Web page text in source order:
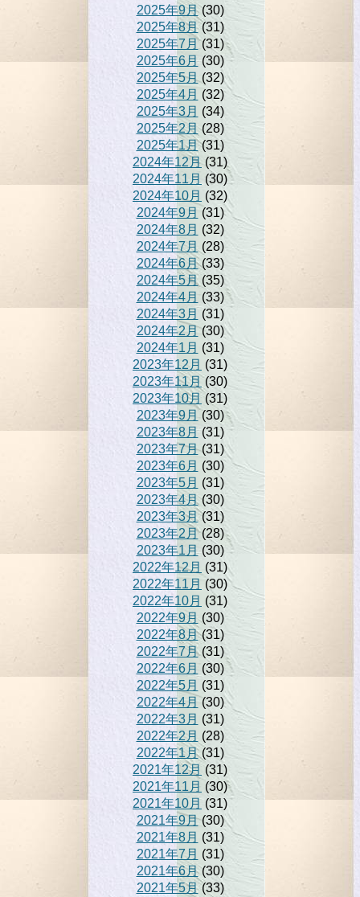
2025年9月(30)
2025年8月(31)
2025年7月(31)
2025年6月(30)
2025年5月(32)
2025年4月 (32)
2025年3月 (34)
2025年2月 (28)
2025年1月(31)
2024年12月 (31)
2024年11月 (30)
2024年10月 (32)
2024年9月 (31)
2024年8月 (32)
2024年7月 (28)
2024年6月(33)
2024年5月(35)
2024年4月 (33)
2024年3月 (31)
2024年2月(30)
2024年1月 (31)
2023年12月 (31)
2023年11月 (30)
2023年10月(31)
2023年9月 (30)
2023年8月(31)
2023年7月(31)
2023年6月 (30)
2023年5月 (31)
2023年4月(30)
2023年3月(31)
2023年2月(28)
2023年1月(30)
2022年12月 (31)
2022年11月 (30)
2022年10月 (31)
2022年9月 (30)
2022年8月(31)
2022年7月(31)
2022年6月 (30)
2022年5月 (31)
2022年4月 (30)
2022年3月 (31)
2022年2月 (28)
2022年1月(31)
2021年12月 (31)
2021年11月 (30)
2021年10月 (31)
2021年9月(30)
2021年8月 (31)
2021年7月 (31)
2021年6月(30)
2021年5月(33)